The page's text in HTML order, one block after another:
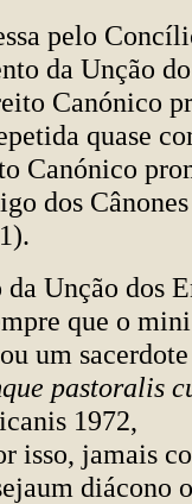
pelo
da Unção
Canónico
quase
Canónico
dos
Unção dos
que o
um
pastoralis
1972,
isso, jamais
diácono